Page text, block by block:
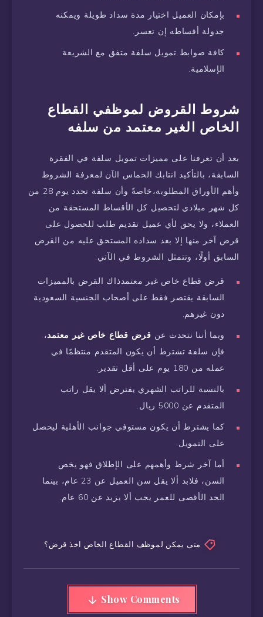
بإمكان العميل اختيار مدة سداد طويلة ويمكنه
جدولة أقساطه إن تعسر.
كافة ضوابط تمويل سلفة متفق مع الشريعة
الإسلامية.
شروط القروض لموظفي القطاع
الخاص الغير معتمد من سلفه
بعد أن تعرفنا على مميزات تمويل سلفة في الفقرة
السابقة، بالتأكيد انتابك الحماس الآن لمعرفة الشروط
وأهم الأوراق المطلوبة،خاصةً وأن سلفة تحدد يوم 28 من
كل شهر ميلادي لتحصيل كل الأقساط المستحقة من
العملاء، ولا يحق لأي عميل تقديم طلب للحصول على
قرض آخر منها إلا بعد سداده المستحق عليه من القرض
السابق أولًا، وتتمثل الشروط في الآتي:
قرض قطاع خاص غير معتمدذاك القرض بالمميزات
السابقة يقتصر فقط على أصحاب الجنسية السعودية
دون غيرهم.
وبما أننا نتحدث عن قرض قطاع خاص غير معتمد،
فإن سلفة تشترط أن يكون المتقدم منتظمًا في
عمله من 180 يوم على أقل تقدير.
بالنسبة للراتب الشهري يفترض ألا يقل راتب
المتقدم عن 5000 ريال.
كما يشترط أن يكون مستوفي جوانب الأهلية ليحصل
على التمويل.
أما آخر شرط وأهمهم على الإطلاق فهو يخص
السن، فلابد ألا يقل سن العميل عن 23 عام، بينما
الحد الأقصى للعمر يجب ألا يزيد عن 60 عام.
متى يمكن لموظف القطاع الخاص اخذ قرض؟
Show Comments